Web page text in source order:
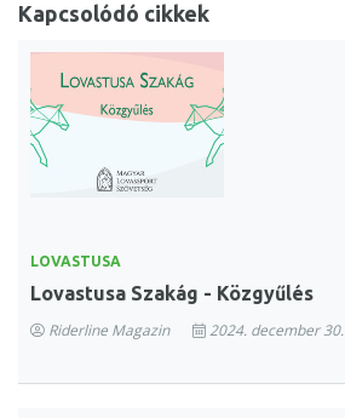
Kapcsolódó cikkek
LOVASTUSA
Lovastusa Szakág - Közgyűlés
Riderline Magazin 2024. december 30.